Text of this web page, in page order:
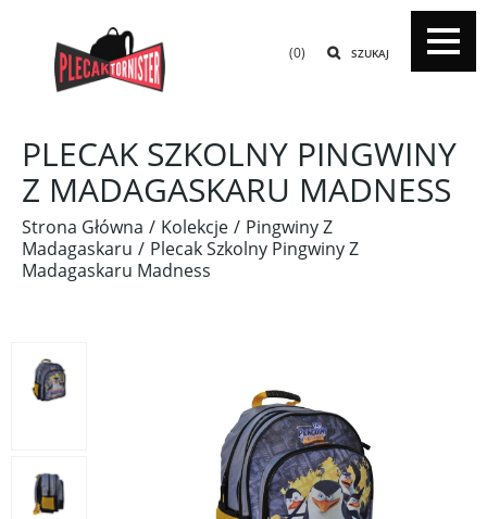
SZUKAJ
(0)
PLECAK SZKOLNY PINGWINY
Z MADAGASKARU MADNESS
Strona Główna Kolekcje
Pingwiny Z
Madagaskaru
Plecak Szkolny Pingwiny Z
Madagaskaru Madness